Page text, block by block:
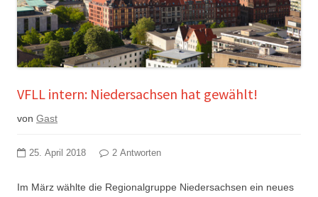
VFLL intern: Niedersachsen hat gewählt!
von Gast
25. April 2018 2 Antworten
Im März wählte die Regionalgruppe Niedersachsen ein neues